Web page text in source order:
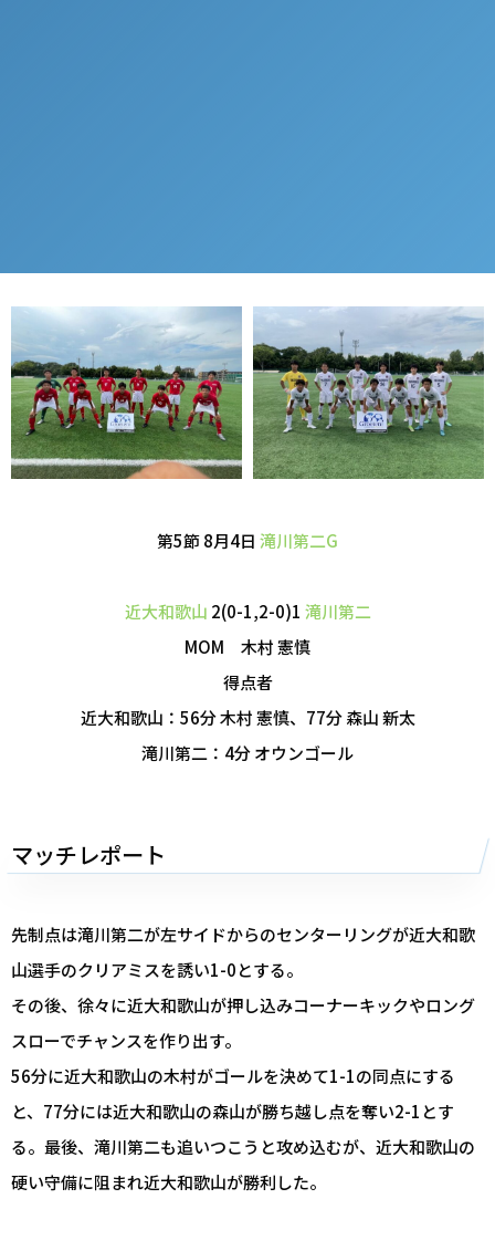
第5節 8月4日 滝川第二G
近大和歌山 2(0-1,2-0)1 滝川第二
MOM 木村 憲慎
得点者
近大和歌山：56分 木村 憲慎、77分 森山 新太
滝川第二：4分 オウンゴール
マッチレポート
先制点は滝川第二が左サイドからのセンターリングが近大和歌
山選手のクリアミスを誘い1-0とする。
その後、徐々に近大和歌山が押し込みコーナーキックやロング
スローでチャンスを作り出す。
56分に近大和歌山の木村がゴールを決めて1-1の同点にする
と、77分には近大和歌山の森山が勝ち越し点を奪い2-1とす
る。最後、滝川第二も追いつこうと攻め込むが、近大和歌山の
硬い守備に阻まれ近大和歌山が勝利した。